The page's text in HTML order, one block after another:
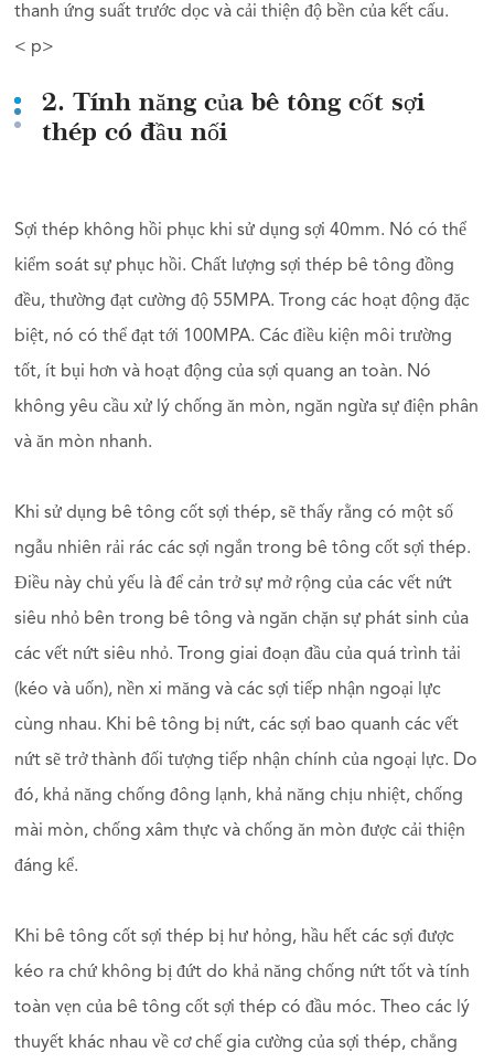
thanh ứng suất trước dọc và cải thiện độ bền của kết cấu.
< p>
2. Tính năng của bê tông cốt sợi
thép có đầu nối
Sợi thép không hồi phục khi sử dụng sợi 40mm. Nó có thể
kiểm soát sự phục hồi. Chất lượng sợi thép bê tông đồng
đều, thường đạt cường độ 55MPA. Trong các hoạt động đặc
biệt, nó có thể đạt tới 100MPA. Các điều kiện môi trường
tốt, ít bụi hơn và hoạt động của sợi quang an toàn. Nó
không yêu cầu xử lý chống ăn mòn, ngăn ngừa sự điện phân
và ăn mòn nhanh.
Khi sử dụng bê tông cốt sợi thép, sẽ thấy rằng có một số
ngẫu nhiên rải rác các sợi ngắn trong bê tông cốt sợi thép.
Điều này chủ yếu là để cản trở sự mở rộng của các vết nứt
siêu nhỏ bên trong bê tông và ngăn chặn sự phát sinh của
các vết nứt siêu nhỏ. Trong giai đoạn đầu của quá trình tải
(kéo và uốn), nền xi măng và các sợi tiếp nhận ngoại lực
cùng nhau. Khi bê tông bị nứt, các sợi bao quanh các vết
nứt sẽ trở thành đối tượng tiếp nhận chính của ngoại lực. Do
đó, khả năng chống đông lạnh, khả năng chịu nhiệt, chống
mài mòn, chống xâm thực và chống ăn mòn được cải thiện
đáng kể.
Khi bê tông cốt sợi thép bị hư hỏng, hầu hết các sợi được
kéo ra chứ không bị đứt do khả năng chống nứt tốt và tính
toàn vẹn của bê tông cốt sợi thép có đầu móc. Theo các lý
thuyết khác nhau về cơ chế gia cường của sợi thép, chẳng